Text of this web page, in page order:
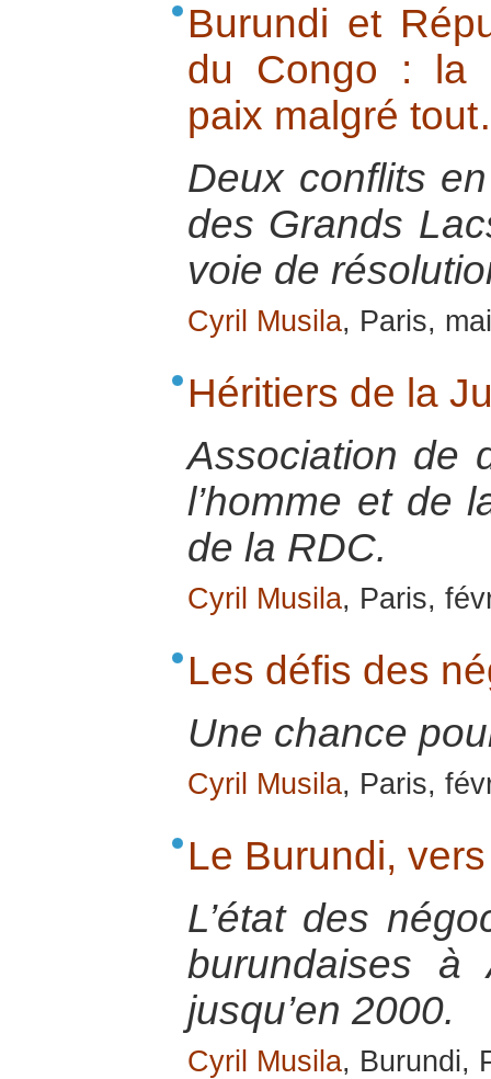
Burundi et
du Congo : la
paix malgré
Deux conflits
des Grands
voie de
Cyril Musila, Paris,
Héritiers de la
Association de
l’homme et de
de la RDC.
Cyril Musila, Paris,
Les défis des
Une chance
Cyril Musila, Paris,
Le Burundi,
L’état des
burundaises à
jusqu’en 2000.
Cyril Musila, Burundi,